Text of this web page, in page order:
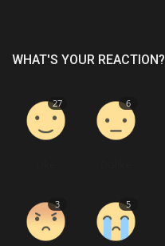
WHAT'S YOUR REACTION?
27 6
3 5